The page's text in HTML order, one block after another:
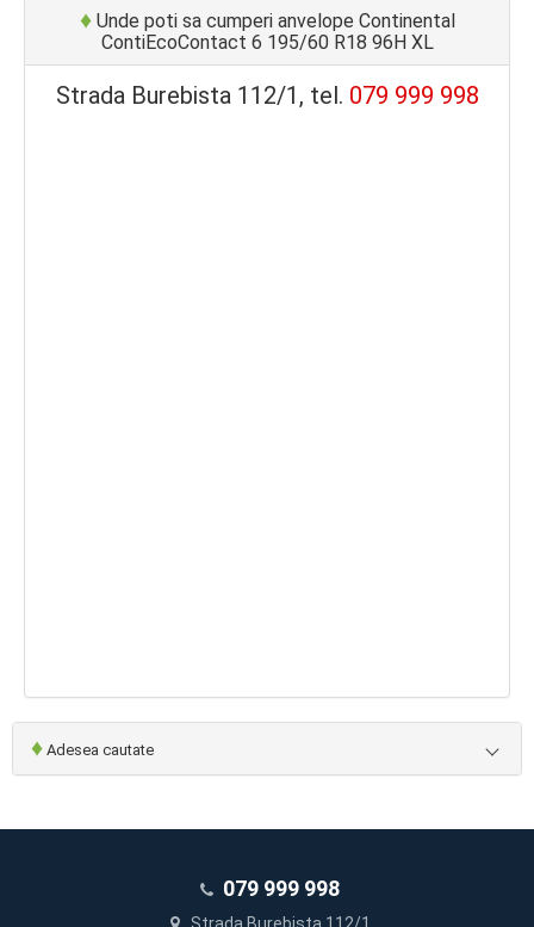
♦Unde poti sa cumperi anvelope Continental
ContiEcoContact 6 195/60 R18 96H XL
Strada Burebista 112/1, tel. 079 999 998
♦ Adesea cautate
079 999 998